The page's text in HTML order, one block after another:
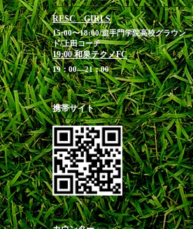
RESC GIRLS
15:00〜18:00/追手門学院高校グラウン
ド/上田コーチ
19:00 和泉テクノFC
19：00―21：00
携帯サイト